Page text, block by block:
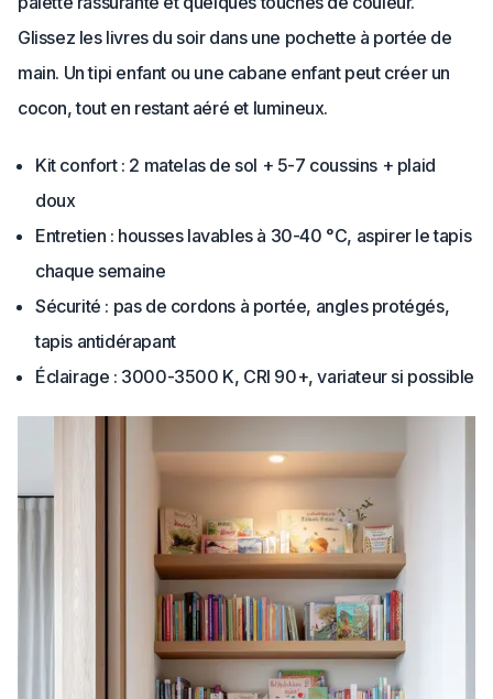
Glissez les livres du soir dans une pochette à portée de
main. Un tipi enfant ou une cabane enfant peut créer un
cocon, tout en restant aéré et lumineux.
Kit confort : 2 matelas de sol + 5-7 coussins + plaid
doux
Entretien : housses lavables à 30-40 °C, aspirer le tapis
chaque semaine
Sécurité : pas de cordons à portée, angles protégés,
tapis antidérapant
Éclairage : 3000-3500 K, CRI 90+, variateur si possible